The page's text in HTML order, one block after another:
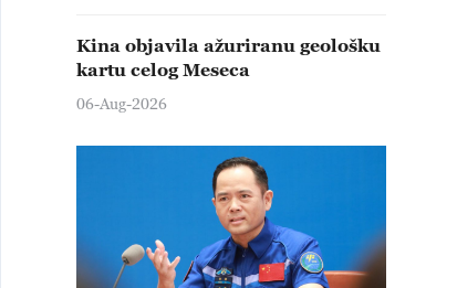
Kina objavila ažuriranu geološku
kartu celog Meseca
06-Aug-2026